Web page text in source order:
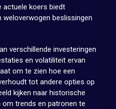
actuele koers biedt
beslissingen
verschillende investeringen
en volatiliteit ervan
om te zien hoe een
tot andere opties op
kijken naar historische
om trends en patronen te